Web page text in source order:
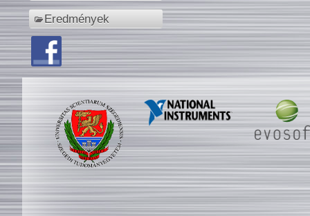
Eredmények